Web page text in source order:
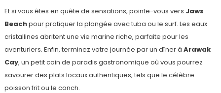
Et si vous êtes en quête de sensations, pointe-vous vers Jaws
Beachpour pratiquer la plongée avec tuba ou le surf. Les eaux
cristallines abritent une vie marine riche, parfaite pour les
aventuriers. Enfin, terminez votre journée par un dîner à Arawak
Cay, un petit coin de paradis gastronomique où vous pourrez
savourer des plats locaux authentiques, tels que le célèbre
poisson frit ou le conch.